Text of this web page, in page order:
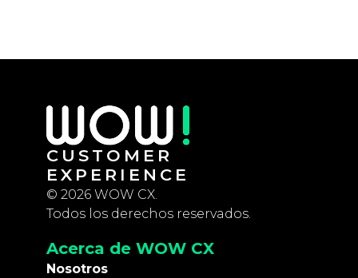
CUSTOMER
EXPERIENCE
© 2026 WOW CX.
Todos los derechos reservados.
Acerca de WOW CX
Nosotros